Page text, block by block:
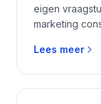
eigen
marketing
Lees meer